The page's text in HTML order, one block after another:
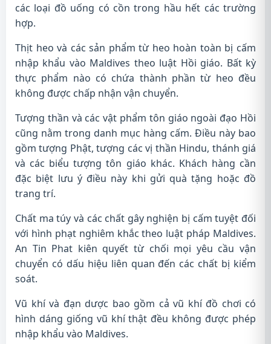
các loại đồ uống có cồn trong hầu hết các trường
hợp.
Thịt heo và các sản phẩm từ heo hoàn toàn bị cấm
nhập khẩu vào Maldives theo luật Hồi giáo. Bất kỳ
thực phẩm nào có chứa thành phần từ heo đều
không được chấp nhận vận chuyển.
Tượng thần và các vật phẩm tôn giáo ngoài đạo Hồi
cũng nằm trong danh mục hàng cấm. Điều này bao
gồm tượng Phật, tượng các vị thần Hindu, thánh giá
và các biểu tượng tôn giáo khác. Khách hàng cần
đặc biệt lưu ý điều này khi gửi quà tặng hoặc đồ
trang trí.
Chất ma túy và các chất gây nghiện bị cấm tuyệt đối
với hình phạt nghiêm khắc theo luật pháp Maldives.
An Tin Phat kiên quyết từ chối mọi yêu cầu vận
chuyển có dấu hiệu liên quan đến các chất bị kiểm
soát.
Vũ khí và đạn dược bao gồm cả vũ khí đồ chơi có
hình dáng giống vũ khí thật đều không được phép
nhập khẩu vào Maldives.